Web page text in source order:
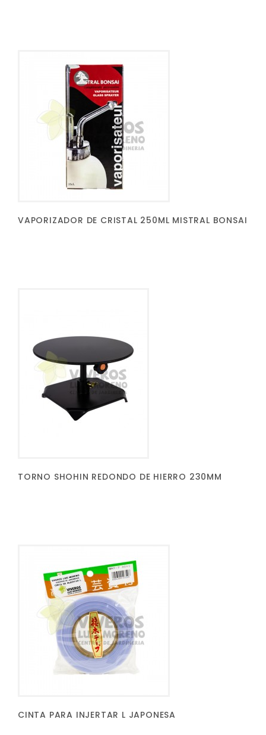
VAPORIZADOR DE CRISTAL 250ML MISTRAL BONSAI
TORNO SHOHIN REDONDO DE HIERRO 230MM
CINTA PARA INJERTAR L JAPONESA